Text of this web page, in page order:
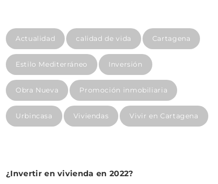
Actualidad calidad de vida Cartagena
Estilo Mediterráneo Inversión
Obra Nueva Promoción inmobiliaria
Urbincasa Viviendas Vivir en Cartagena
¿Invertir en vivienda en 2022?